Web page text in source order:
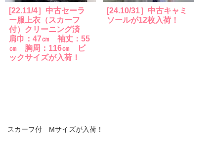
[22.11/4］中古セーラ
ー服上衣（スカーフ
付）クリーニング済
肩巾：47㎝ 袖丈：55
㎝ 胸周：116㎝ ビ
ックサイズが入荷！
[24.10/31］中古キャミ
ソールが12枚入荷！
スカーフ付 Mサイズが入荷！